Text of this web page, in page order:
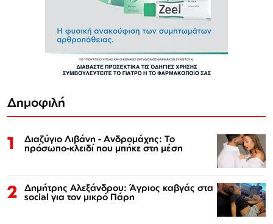
Δημοφιλή
1 Διαζύγιο Λιβάνη - Ανδρομάχης: Το
πρόσωπο-κλειδί που μπήκε στη μέση
2 Δημήτρης Αλεξάνδρου: Άγριος καβγάς στα
social για τον μικρό Πάρη